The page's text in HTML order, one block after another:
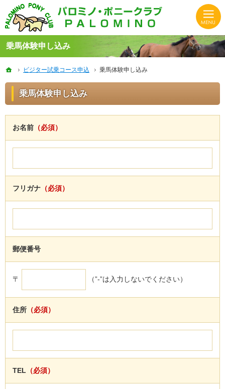
乗馬体験申し込み
HASパロミノ・ポニークラブでは初心者から上級者、子供から大人まで楽しく体験できる乗馬クラ
静岡の乗馬クラブならHASパロミノ・ポニークラブでリフレッシュ！
ホーム
ビジター試乗コース申込 乗馬体験申し込み
乗馬体験申し込み
お名前 （必須）
フリガナ （必須）
郵便番号
〒 （”-”は入力しないでください）
住所 （必須）
TEL （必須）
ホーム
ビジター試乗コース申込 乗馬体験申し込み